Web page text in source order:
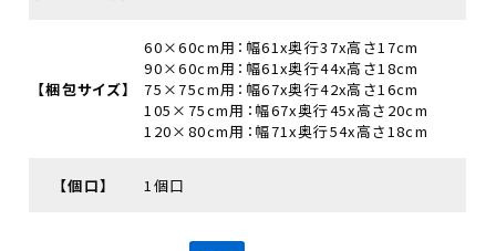
【梱包サイズ】
60×60cm用：幅61x奥行37x高さ17cm
90×60cm用：幅61x奥行44x高さ18cm
75×75cm用：幅67x奥行42x高さ16cm
105×75cm用：幅67x奥行45x高さ20cm
120×80cm用：幅71x奥行54x高さ18cm
【個口】 1個口